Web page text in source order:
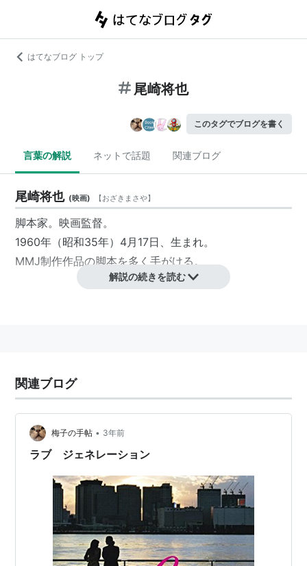
はてなブログ トップ
尾崎将也
このタグでブログを書く
言葉の解説 ネットで話題 関連ブログ
尾崎将也 (映画) 【おざきまさや】
脚本家。映画監督。
1960年（昭和35年）4月17日、生まれ。
MMJ制作作品の脚本を多く手がける。
スペシャル
傷だらけのラブソング
サトラレ
ルーキー!
花村大介
結婚できない男
ラブジェネレーション
7人の女弁護士
結婚できない男 （2006年、関西テレビ）
解説の続きを読む
関連ブログ
梅子の手帖 • 3年前
ラブ ジェネレーション